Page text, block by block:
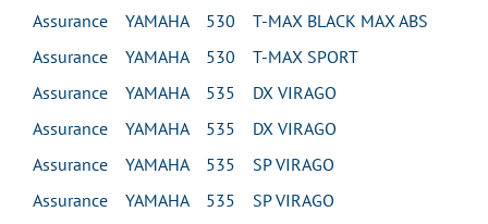
Assurance YAMAHA 530 T-MAX BLACK MAX ABS
Assurance YAMAHA 530 T-MAX SPORT
Assurance YAMAHA 535 DX VIRAGO
Assurance YAMAHA 535 DX VIRAGO
Assurance YAMAHA 535 SP VIRAGO
Assurance YAMAHA 535 SP VIRAGO